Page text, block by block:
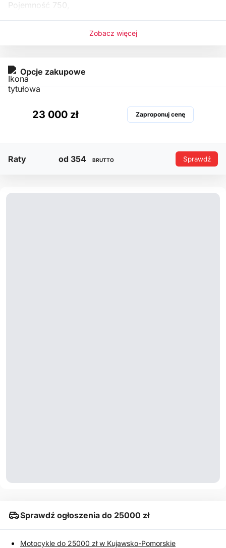
Pojemność 750,
Zobacz więcej
Opcje zakupowe
23 000 zł Zaproponuj cenę
Raty od 354 BRUTTO Sprawdź
Sprawdź ogłoszenia do 25000 zł
Motocykle do 25000 zł w Kujawsko-Pomorskie